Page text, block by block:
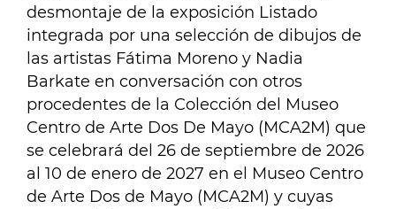
desmontaje de la exposición Listado
integrada por una selección de dibujos de
las artistas Fátima Moreno y Nadia
Barkate en conversación con otros
procedentes de la Colección del Museo
Centro de Arte Dos De Mayo (MCA2M) que
se celebrará del 26 de septiembre de 2026
al 10 de enero de 2027 en el Museo Centro
de Arte Dos de Mayo (MCA2M) y cuyas